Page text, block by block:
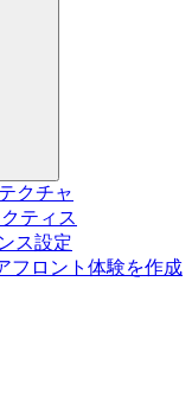
クチャ
ティス
ス設定
フロント体験を作成